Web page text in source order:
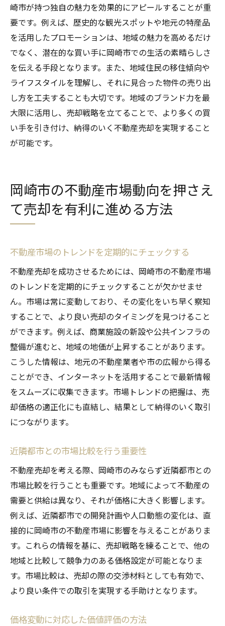
崎市が持つ独自の魅力を効果的にアピールすることが重
要です。例えば、歴史的な観光スポットや地元の特産品
を活用したプロモーションは、地域の魅力を高めるだけ
でなく、潜在的な買い手に岡崎市での生活の素晴らしさ
を伝える手段となります。また、地域住民の移住傾向や
ライフスタイルを理解し、それに見合った物件の売り出
し方を工夫することも大切です。地域のブランド力を最
大限に活用し、売却戦略を立てることで、より多くの買
い手を引き付け、納得のいく不動産売却を実現すること
が可能です。
岡崎市の不動産市場動向を押さえ
て売却を有利に進める方法
不動産市場のトレンドを定期的にチェックする
不動産売却を成功させるためには、岡崎市の不動産市場
のトレンドを定期的にチェックすることが欠かせませ
ん。市場は常に変動しており、その変化をいち早く察知
することで、より良い売却のタイミングを見つけること
ができます。例えば、商業施設の新設や公共インフラの
整備が進むと、地域の地価が上昇することがあります。
こうした情報は、地元の不動産業者や市の広報から得る
ことができ、インターネットを活用することで最新情報
をスムーズに収集できます。市場トレンドの把握は、売
却価格の適正化にも直結し、結果として納得のいく取引
につながります。
近隣都市との市場比較を行う重要性
不動産売却を考える際、岡崎市のみならず近隣都市との
市場比較を行うことも重要です。地域によって不動産の
需要と供給は異なり、それが価格に大きく影響します。
例えば、近隣都市での開発計画や人口動態の変化は、直
接的に岡崎市の不動産市場に影響を与えることがありま
す。これらの情報を基に、売却戦略を練ることで、他の
地域と比較して競争力のある価格設定が可能となりま
す。市場比較は、売却の際の交渉材料としても有効で、
より良い条件での取引を実現する手助けとなります。
価格変動に対応した価値評価の方法